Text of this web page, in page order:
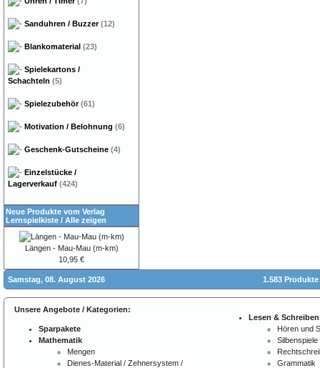
Sanduhren / Buzzer(12)
Blankomaterial (23)
Spielekartons /
Schachteln (5)
Spielezubehör(61)
Motivation / Belohnung (6)
Geschenk-Gutscheine (4)
Einzelstücke /
Lagerverkauf (424)
Neue Produkte vom Verlag
Lernspielkiste / Alle zeigen
Längen - Mau-Mau (m-km)
10,95 €
Samstag, 08. August 2026 1.583
Unsere Angebote / Kategorien:
Sparpakete
Mathematik
Mengen
Dienes-Material / Zehnersystem /
Lesen & Schreiben
Hören und
Silbenspiele
Grammatik